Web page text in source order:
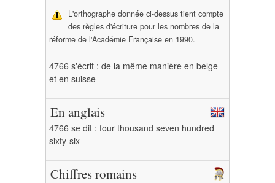
L'orthographe donnée ci-dessus tient compte
des règles d'écriture pour les nombres de la
réforme de l'Académie Française en 1990.
4766 s'écrit : de la même manière en belge
et en suisse
En anglais
4766 se dit : four thousand seven hundred
sixty-six
Chiffres romains